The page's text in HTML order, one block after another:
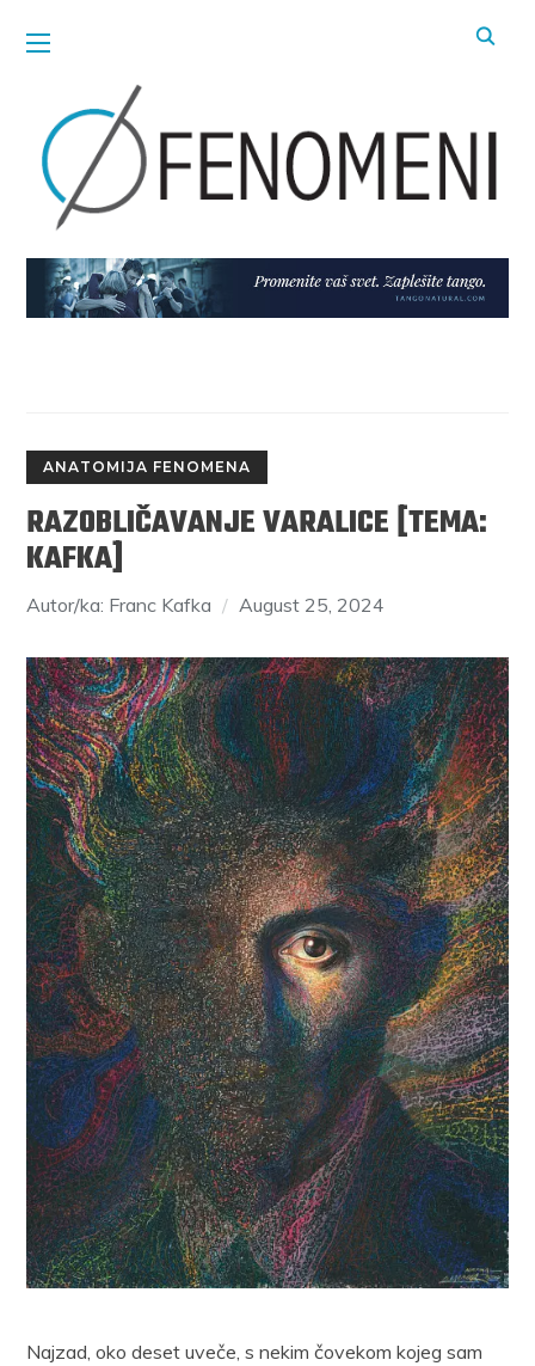
ANATOMIJA FENOMENA
RAZOBLIČAVANJE VARALICE [TEMA:
KAFKA]
Autor/ka: Franc Kafka August 25, 2024
Najzad, oko deset uveče, s nekim čovekom kojeg sam